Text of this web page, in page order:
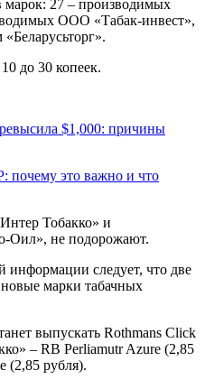
марок: 27 – производимых
ООО «Табак-инвест»,
до 30 копеек.
$1,000: причины
почему это важно и что
Тобакко» и
Оил», не подорожают.
информации следует, что две
марки табачных
выпускать Rothmans Click
– RB Perliamutr Azure (2,85
(2,85 рубля).